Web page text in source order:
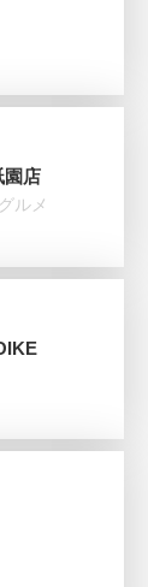
園店
ルメ